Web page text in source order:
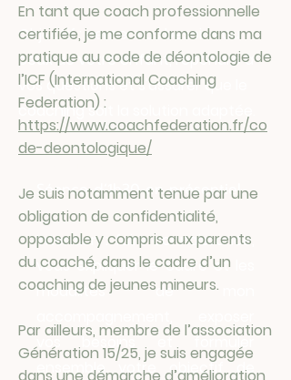
Objectif : cerner vos besoins ou
ceux de votre enfant, répondre à
vos questions et s'assurer que le
coaching soit la solution adaptée.
Première séance
Séance d’1h30 en présentiel.
Intention : faire connaissance,
vous expliquer le cadre et les
modalités de mon
vos besoins et formuler
ensemble votre objectif de
En tant que coach professionnelle
certifiée, je me conforme dans ma
pratique au code de déontologie de
l’ICF (International Coaching
Federation) :
https://www.coachfederation.fr/co
de-deontologique/
Je suis notamment tenue par une
obligation de confidentialité,
opposable y compris aux parents
du coaché, dans le cadre d’un
coaching de jeunes mineurs.
Par ailleurs, membre de l’association
Génération 15/25, je suis engagée